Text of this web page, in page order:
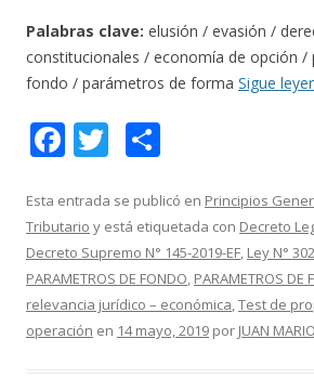
Palabras clave: elusión / evasión /
constitucionales / economía de opción /
fondo / parámetros de forma Sigue
F
e
b
o
o
k
T
itt
er
m
p
ar
ti
r
Esta entrada se publicó en Principios
Tributario y está etiquetada con Decreto
Decreto Supremo N° 145-2019-EF, Ley N°
PARAMETROS DE FONDO, PARAMETROS DE
relevancia jurídico – económica,Test de
operación en 14 mayo, 2019 por JUAN